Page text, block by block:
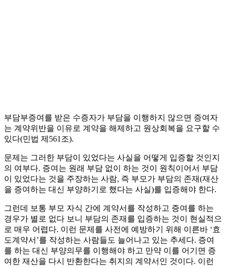
부담부증여를 받은 수증자가 부담을 이행하지 않으면 증여자
는 계약위반을 이유로 계약을 해제하고 원상회복을 요구할 수
있다(민법 제561조).
문제는 그러한 부담이 있었다는 사실을 어떻게 입증할 것인지
의 여부다. 증여는 원래 부담 없이 하는 것이 원칙이어서 부담
이 있었다는 것을 주장하는 사람, 즉 부모가 부담의 존재(재산
을 증여하는 대신 부양하기로 했다는 사실)를 입증해야 한다.
그런데 보통 부모 자식 간에 계약서를 작성하고 증여를 하는
경우가 별로 없다 보니 부담의 존재를 입증하는 것이 현실적으
로 매우 어렵다. 이런 문제를 사전에 예방하기 위해 이른바 ‘효
도계약서’를 작성하는 사람들도 늘어나고 있는 추세다. 증여
를 하는 대신 부양의무를 이행해야 하고 만약 이를 어기면 증
여한 재산을 다시 반환한다는 취지의 계약서인 것이다. 이런